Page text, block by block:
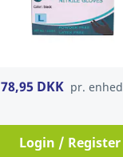
78,95 DKK pr. enhed
Login / Register